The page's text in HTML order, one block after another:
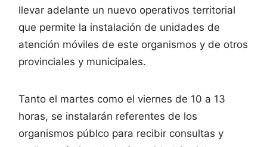
llevar adelante un nuevo operativos territorial
que permite la instalación de unidades de
atención móviles de este organismos y de otros
provinciales y municipales.
Tanto el martes como el viernes de 10 a 13
horas, se instalarán referentes de los
organismos públco para recibir consultas y